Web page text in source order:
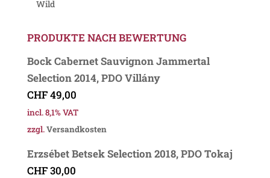
Wild
PRODUKTE NACH BEWERTUNG
Bock Cabernet Sauvignon Jammertal
Selection 2014, PDO Villány
CHF49,00
incl. 8,1% VAT
zzgl.Versandkosten
Erzsébet Betsek Selection 2018, PDO Tokaj
CHF30,00